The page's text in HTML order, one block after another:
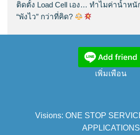
ติดตั้ง Load Cell เอง… ทำไมค่าน้ำหนั
“พังไว” กว่าที่คิด?
เพิ่มเพือน
Visions: ONE STOP
APPLICATIONS